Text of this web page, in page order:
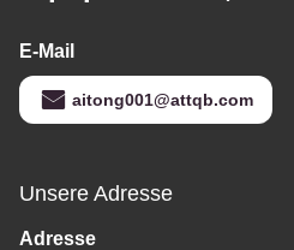
E-Mail
aitong001@attqb.com
Unsere Adresse
Adresse